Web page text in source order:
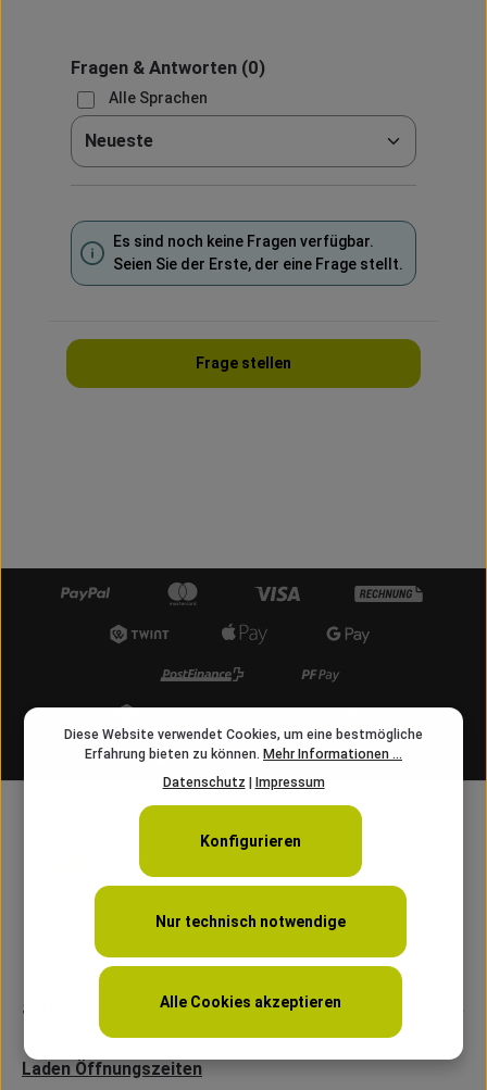
Fragen & Antworten(0)
Alle Sprachen
Sortieren nach
Es sind noch keine Fragen verfügbar.
Seien Sie der Erste, der eine Frage stellt.
Frage stellen
info@angelschnur.ch
Service
Laden Öffnungszeiten
Diese Website verwendet Cookies, um eine bestmögliche
Erfahrung bieten zu können. Mehr Informationen ...
Datenschutz
Impressum
Nur technisch notwendige
Konfigurieren
Alle Cookies akzeptieren